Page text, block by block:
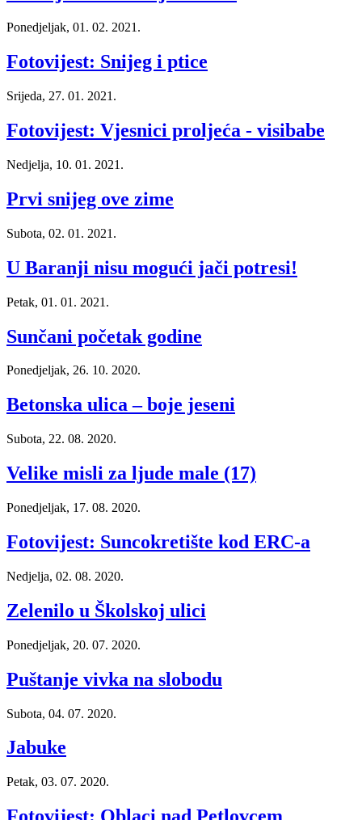
Ponedjeljak, 01. 02. 2021.
Fotovijest: Snijeg i ptice
Srijeda, 27. 01. 2021.
Fotovijest: Vjesnici proljeća - visibabe
Nedjelja, 10. 01. 2021.
Prvi snijeg ove zime
Subota, 02. 01. 2021.
U Baranji nisu mogući jači potresi!
Petak, 01. 01. 2021.
Sunčani početak godine
Ponedjeljak, 26. 10. 2020.
Betonska ulica – boje jeseni
Subota, 22. 08. 2020.
Velike misli za ljude male (17)
Ponedjeljak, 17. 08. 2020.
Fotovijest: Suncokretište kod ERC-a
Nedjelja, 02. 08. 2020.
Zelenilo u Školskoj ulici
Ponedjeljak, 20. 07. 2020.
Puštanje vivka na slobodu
Subota, 04. 07. 2020.
Jabuke
Petak, 03. 07. 2020.